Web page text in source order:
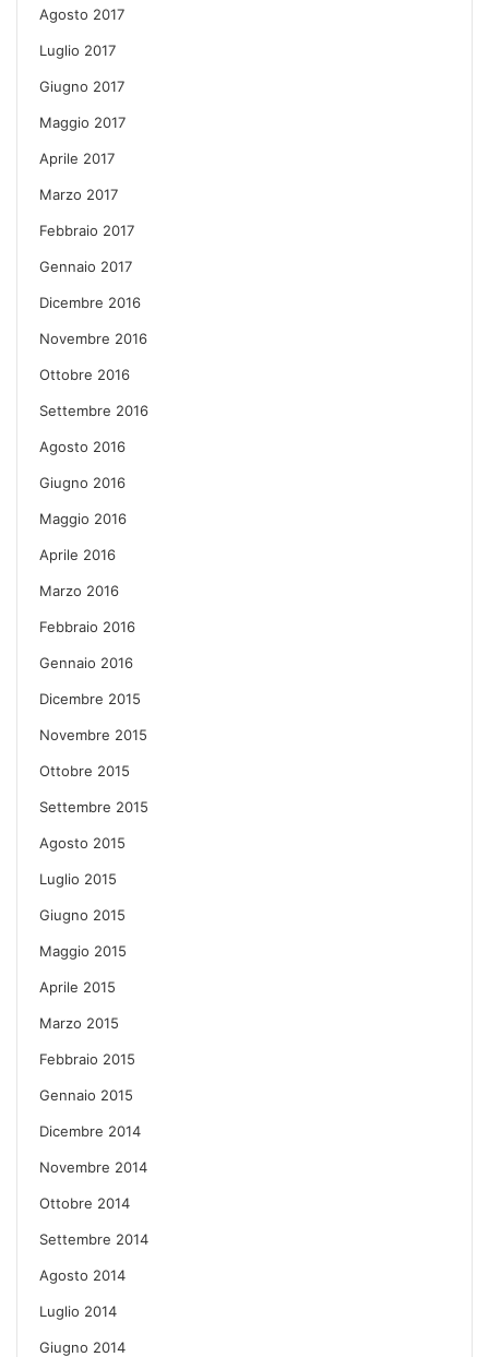
Agosto 2017
Luglio 2017
Giugno 2017
Maggio 2017
Aprile 2017
Marzo 2017
Febbraio 2017
Gennaio 2017
Dicembre 2016
Novembre 2016
Ottobre 2016
Settembre 2016
Agosto 2016
Giugno 2016
Maggio 2016
Aprile 2016
Marzo 2016
Febbraio 2016
Gennaio 2016
Dicembre 2015
Novembre 2015
Ottobre 2015
Settembre 2015
Agosto 2015
Luglio 2015
Giugno 2015
Maggio 2015
Aprile 2015
Marzo 2015
Febbraio 2015
Gennaio 2015
Dicembre 2014
Novembre 2014
Ottobre 2014
Settembre 2014
Agosto 2014
Luglio 2014
Giugno 2014